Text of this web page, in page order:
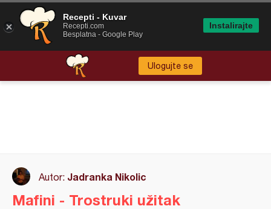
Ulogujte se
Autor: Jadranka Nikolic
Mafini - Trostruki užitak
Recepti - Kuvar
Recepti.com
Besplatna - Google Play
Instalirajte